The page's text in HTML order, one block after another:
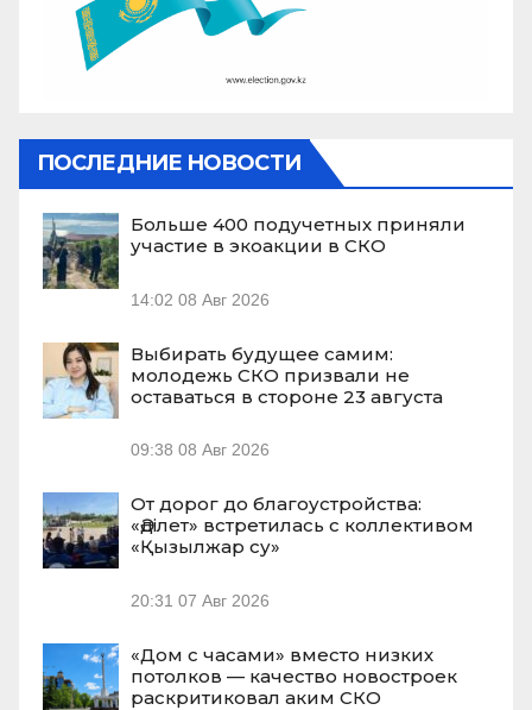
ПОСЛЕДНИЕ НОВОСТИ
Больше 400 подучетных приняли
участие в экоакции в СКО
14:02 08 Авг 2026
Выбирать будущее самим:
молодежь СКО призвали не
оставаться в стороне 23 августа
09:38 08 Авг 2026
От дорог до благоустройства:
«Әділет» встретилась с коллективом
«Қызылжар су»
20:31 07 Авг 2026
«Дом с часами» вместо низких
потолков — качество новостроек
раскритиковал аким СКО